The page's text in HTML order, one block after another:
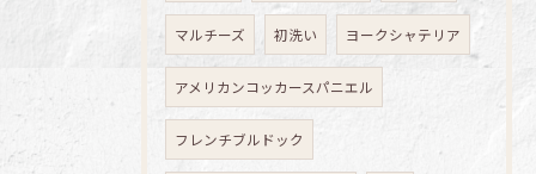
マルチーズ 初洗い ヨークシャテリア
アメリカンコッカースパニエル
フレンチブルドック